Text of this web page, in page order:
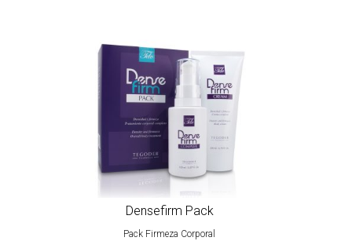
Densefirm Pack
Pack Firmeza Corporal